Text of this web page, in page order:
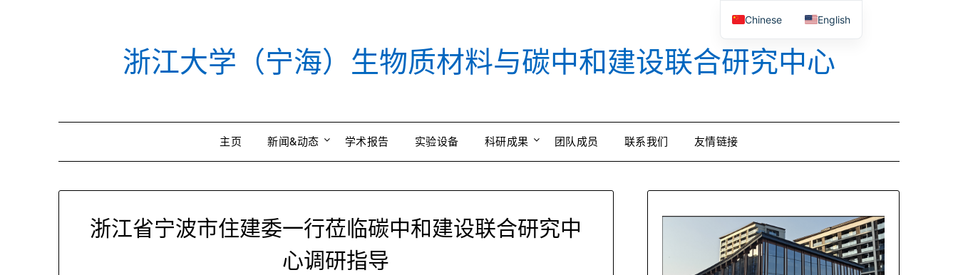
浙江大学（宁海）生物质材料与碳中和建设联合研究中心
主页 新闻&动态 学术报告 实验设备 科研成果 团队成员 联系我们 友情链接
浙江省宁波市住建委一行莅临碳中和建设联合研究中
心调研指导
Chinese English